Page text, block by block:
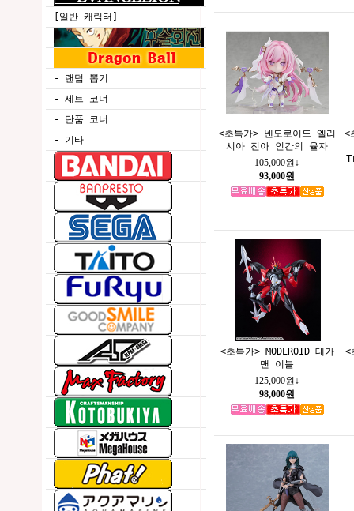
[일반 캐릭터]
- 랜덤 뽑기
- 세트 코너
- 단품 코너
- 기타
<초특가> 넨도로이드 엘리
시아 진아 인간의 율자
105,000원↓
93,000원
<
<초특가> MODEROID 테카
맨 이블
125,000원↓
98,000원
<